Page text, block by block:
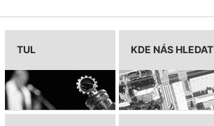
TUL KDE NÁS HLEDAT